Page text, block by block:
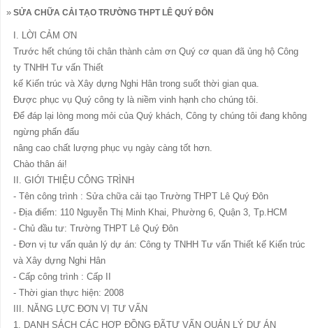
» SỬA CHỮA CẢI TẠO TRƯỜNG THPT LÊ QUÝ ĐÔN
I. LỜI CẢM ƠN
Trước hết chúng tôi chân thành cảm ơn Quý cơ quan đã ủng hộ Công
ty TNHH Tư vấn Thiết
kế Kiến trúc và Xây dựng Nghi Hân trong suốt thời gian qua.
Được phục vụ Quý công ty là niềm vinh hạnh cho chúng tôi.
Để đáp lại lòng mong mỏi của Quý khách, Công ty chúng tôi đang không
ngừng phấn đấu
nâng cao chất lượng phục vụ ngày càng tốt hơn.
Chào thân ái!
II. GIỚI THIỆU CÔNG TRÌNH
- Tên công trình : Sửa chữa cải tạo Trường THPT Lê Quý Đôn
- Địa điểm: 110 Nguyễn Thị Minh Khai, Phường 6, Quận 3, Tp.HCM
- Chủ đầu tư: Trường THPT Lê Quý Đôn
- Đơn vị tư vấn quản lý dự án: Công ty TNHH Tư vấn Thiết kế Kiến trúc
và Xây dựng Nghi Hân
- Cấp công trình : Cấp II
- Thời gian thực hiện: 2008
III. NĂNG LỰC ĐƠN VỊ TƯ VẤN
1. DANH SÁCH CÁC HỢP ĐỒNG ĐÃTƯ VẤN QUẢN LÝ DỰ ÁN